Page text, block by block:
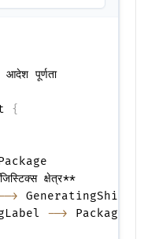
पूर्णता
{
क्षेत्र**
>
-->